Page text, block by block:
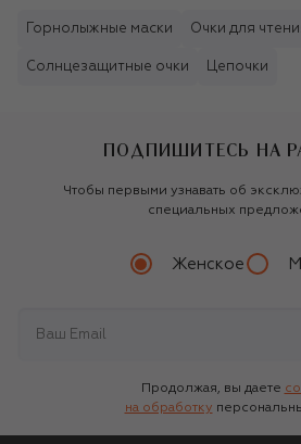
Горнолыжные маски Очки для
Солнцезащитные очки Цепочки
ПОДПИШИТЕСЬ НА
Чтобы первыми узнавать об
специальных
Женское
Продолжая, вы даете
на обработку